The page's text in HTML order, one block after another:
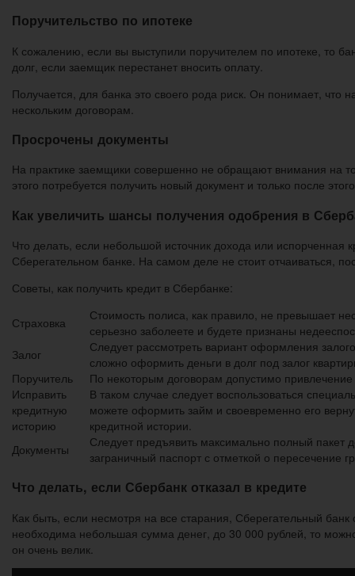
Поручительство по ипотеке
К сожалению, если вы выступили поручителем по ипотеке, то
долг, если заемщик перестанет вносить оплату.
Получается, для банка это своего рода риск. Он понимает, что
нескольким договорам.
Просрочены документы
На практике заемщики совершенно не обращают внимания на
этого потребуется получить новый документ и только после
Как увеличить шансы получения одобрения в
Что делать, если небольшой источник дохода или испорченная
Сберегательном банке. На самом деле не стоит отчаиваться,
Советы, как получить кредит в Сбербанке:
Страховка
Стоимость полиса, как правило, не превышает
серьезно заболеете и будете признаны
Залог
Следует рассмотреть вариант оформления
сложно оформить деньги в долг под залог
Поручитель
По некоторым договорам допустимо
Исправить
кредитную
историю
В таком случае следует воспользоваться
можете оформить займ и своевременно его
кредитной истории.
Документы
Следует предъявить максимально полный пакет
заграничный паспорт с отметкой о пересечение
Что делать, если Сбербанк отказал в кредите
Как быть, если несмотря на все старания, Сберегательный
необходима небольшая сумма денег, до 30 000 рублей, то
он очень велик.